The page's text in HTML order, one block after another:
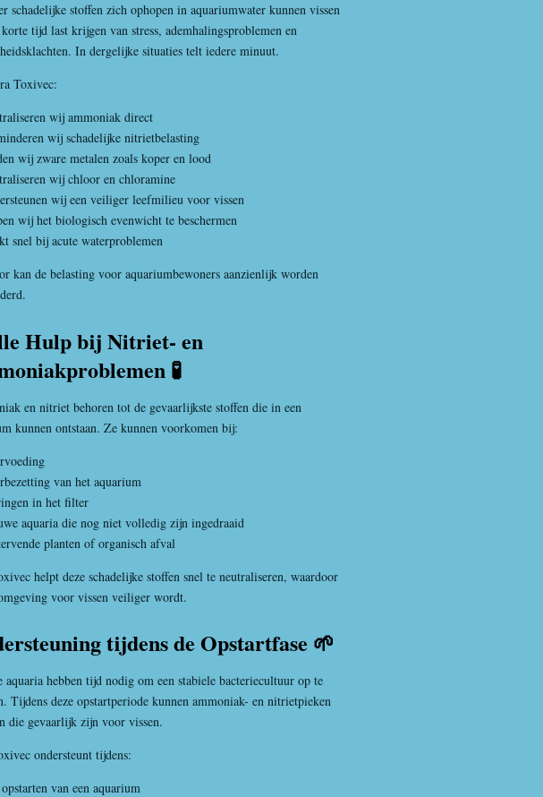
schadelijke stoffen zich ophopen in aquariumwater kunnen vissen
tijd last krijgen van stress, ademhalingsproblemen en
In dergelijke situaties telt iedere minuut.
Toxivec:
wij ammoniak direct
wij schadelijke nitrietbelasting
wij zware metalen zoals koper en lood
wij chloor en chloramine
wij een veiliger leefmilieu voor vissen
wij het biologisch evenwicht te beschermen
snel bij acute waterproblemen
kan de belasting voor aquariumbewoners aanzienlijk worden
Hulp bij Nitriet- en
🧪
en nitriet behoren tot de gevaarlijkste stoffen die in een
kunnen ontstaan. Ze kunnen voorkomen bij:
van het aquarium
in het filter
aquaria die nog niet volledig zijn ingedraaid
planten of organisch afval
helpt deze schadelijke stoffen snel te neutraliseren, waardoor
voor vissen veiliger wordt.
tijdens de Opstartfase 🌱
aquaria hebben tijd nodig om een stabiele bacteriecultuur op te
Tijdens deze opstartperiode kunnen ammoniak- en nitrietpieken
die gevaarlijk zijn voor vissen.
ondersteunt tijdens:
van een aquarium